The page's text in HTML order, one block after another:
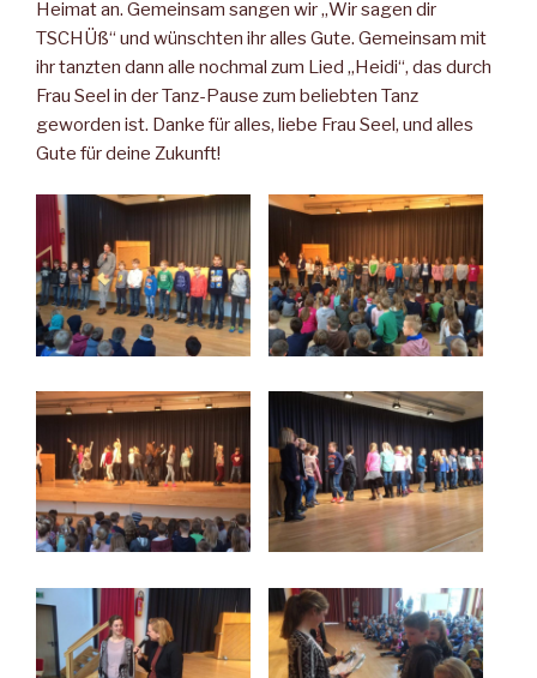
Heimat an. Gemeinsam sangen wir „Wir sagen dir
TSCHÜß“ und wünschten ihr alles Gute. Gemeinsam mit
ihr tanzten dann alle nochmal zum Lied „Heidi“, das durch
Frau Seel in der Tanz-Pause zum beliebten Tanz
geworden ist. Danke für alles, liebe Frau Seel, und alles
Gute für deine Zukunft!